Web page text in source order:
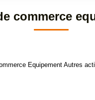
commerce
Equipement Autres